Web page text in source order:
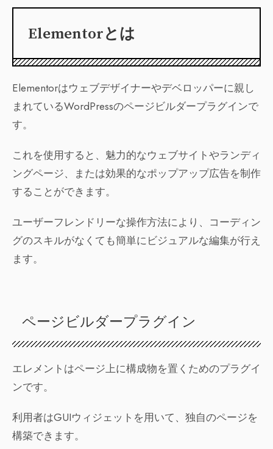
Elementorとは
Elementorはウェブデザイナーやデベロッパーに親し
まれているWordPressのページビルダープラグインで
す。
これを使用すると、魅力的なウェブサイトやランディ
ングページ、または効果的なポップアップ広告を制作
することができます。
ユーザーフレンドリーな操作方法により、コーディン
グのスキルがなくても簡単にビジュアルな編集が行え
ます。
ページビルダープラグイン
エレメントはページ上に構成物を置くためのプラグイ
ンです。
利用者はGUIウィジェットを用いて、独自のページを
構築できます。